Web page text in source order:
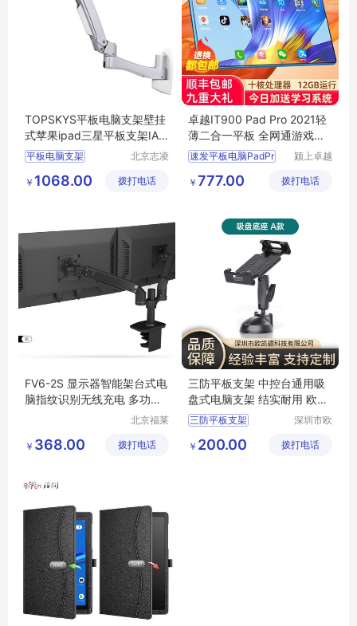
TOPSKYS平板电脑支架壁挂
式苹果ipad三星平板支架IAW
200
平板电脑支架
壁挂式平板电脑支架
北京志凌
限公司
￥ 1068.00 拨打电话
卓越IT900 Pad Pro 2021轻
薄二合一平板 全网通游戏办
公学生网课利器
速发平板电脑PadPr
颍上卓越
有限公司
￥ 777.00 拨打电话
FV6-2S 显示器智能架台式电
脑指纹识别无线充电 多功能
北京福莱
有限公司
￥ 368.00 拨打电话
三防平板支架 中控台通用吸
盘式电脑支架 结实耐用 欧凯
德
三防平板支架
车载电脑支架
深圳市欧
有限公司
￥ 200.00 拨打电话